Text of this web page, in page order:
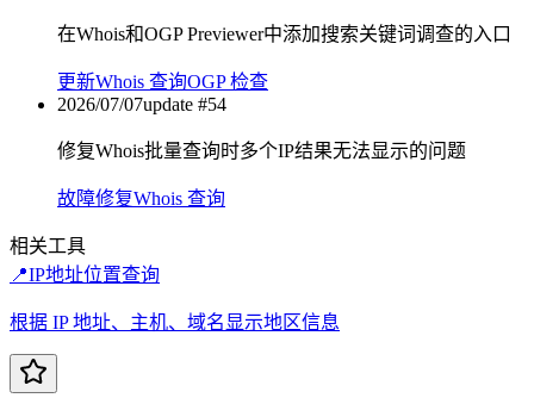
在Whois和OGP Previewer中添加搜索关键词调查的入口
更新Whois 查询OGP 检查
2026/07/07update #54
修复Whois批量查询时多个IP结果无法显示的问题
故障修复Whois 查询
相关工具
📍IP地址位置查询
根据 IP 地址、主机、域名显示地区信息